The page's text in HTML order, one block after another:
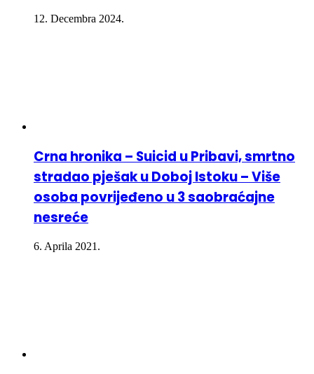
12. Decembra 2024.
Crna hronika – Suicid u Pribavi, smrtno
stradao pješak u Doboj Istoku – Više
osoba povrijeđeno u 3 saobraćajne
nesreće
6. Aprila 2021.